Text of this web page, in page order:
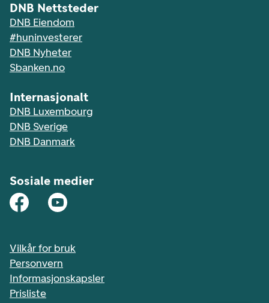
DNB Nettsteder
DNB Eiendom
#huninvesterer
DNB Nyheter
Sbanken.no
Internasjonalt
DNB Luxembourg
DNB Sverige
DNB Danmark
Sosiale medier
Vilkår for bruk
Personvern
Informasjonskapsler
Prisliste